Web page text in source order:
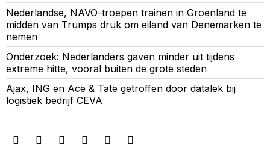
Nederlandse, NAVO-troepen trainen in Groenland te
midden van Trumps druk om eiland van Denemarken te
nemen
Onderzoek: Nederlanders gaven minder uit tijdens
extreme hitte, vooral buiten de grote steden
Ajax, ING en Ace & Tate getroffen door datalek bij
logistiek bedrijf CEVA